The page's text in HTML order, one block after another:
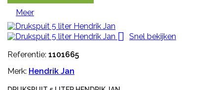
Meer

Snel bekijken
Referentie: 1101665
Merk: Hendrik Jan